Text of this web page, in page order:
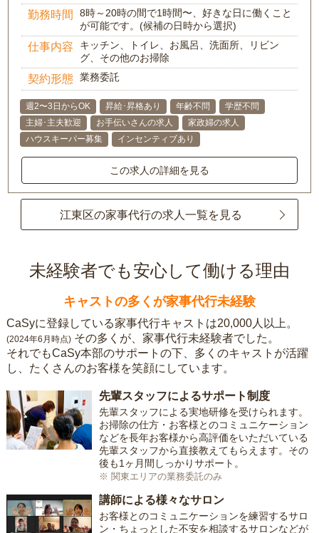
勤務時間
8時～20時の間で1時間〜、好きな日に働くこと
が可能です。(候補の日時から選択)
仕事内容
キッチン、トイレ、お風呂、洗面所、リビン
グ、その他のお掃除
契約形態 業務委託
週2〜3日からOK 昇給･昇格あり 年齢不問
学歴不問
主婦･主夫歓迎
お手伝いさんの求人
家政婦の求人
ハウスキーパー募集
インセンティブあり
この求人の詳細を見る
江東区の家事代行の求人一覧を見る
未経験者でも安心して働ける理由
キャストの多くが家事代行未経験
CaSyに登録している家事代行キャストは20,000人以上。
(2024年6月時点) その多くが、家事代行未経験者でした。
それでもCaSy本部のサポートの下、多くのキャストが活躍
し、たくさんのお客様を笑顔にしています。
先輩スタッフによるサポート制度
先輩スタッフによる実地研修を受けられます。
お掃除の仕方・お客様とのコミュニケーション
などを長年お客様から高評価をいただいている
先輩スタッフから直接教えてもらえます。その
後も1ヶ月間しっかりサポート。
※ 関東エリアの業務委託のみ
講師による様々なサロン
お客様とのコミュニケーションを練習するサロ
ン・ちょっとした不安を相談するサロンなどが